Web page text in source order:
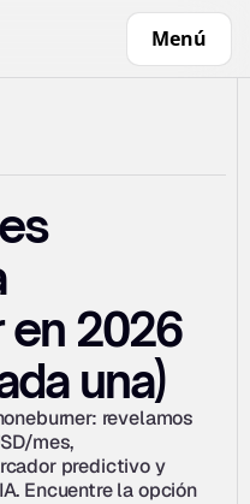
Menú
en 2026
una)
revelamos
mes,
predictivo y
Encuentre la opción